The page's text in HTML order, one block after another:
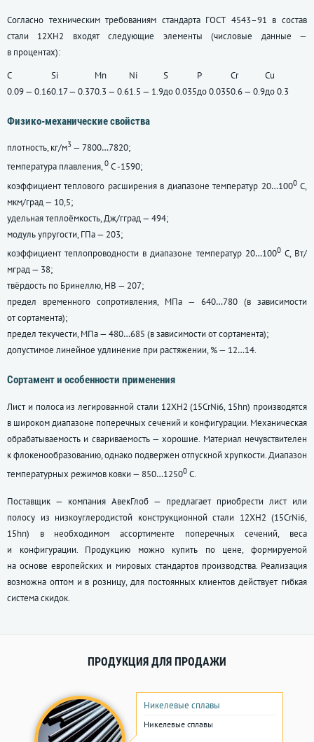
Согласно техническим требованиям стандарта ГОСТ 4543–91 в состав
стали 12ХН2 входят следующие элементы (числовые данные —
в процентах):
C
Si Mn Ni S P Cr
Cu
0.09 — 0.160.17 — 0.370.3 — 0.61.5 — 1.9до 0.035до 0.0350.6 — 0.9до 0.3
Физико-механические свойства
плотность, кг/м3 — 7800…7820;
температура плавления,0 С -1590;
коэффициент теплового расширения в диапазоне температур 20…1000С,
мкм/град — 10,5;
удельная теплоёмкость, Дж/гград — 494;
модуль упругости, ГПа — 203;
коэффициент теплопроводности в диапазоне температур 20…1000С, Вт/
мград — 38;
твёрдость по Бринеллю, НВ — 207;
предел временного сопротивления, МПа — 640…780 (в зависимости
от сортамента);
предел текучести, МПа — 480…685 (в зависимости от сортамента);
допустимое линейное удлинение при растяжении, % — 12…14.
Сортамент и особенности применения
Лист и полоса из легированной стали 12ХН2 (15СrNi6, 15hn) производятся
в широком диапазоне поперечных сечений и конфигурации. Механическая
обрабатываемость и свариваемость — хорошие. Материал нечувствителен
к флокенообразованию, однако подвержен отпускной хрупкости. Диапазон
температурных режимов ковки — 850…12500 С.
Поставщик — компания АвекГлоб — предлагает приобрести лист или
полосу из низкоуглеродистой конструкционной стали 12ХН2 (15СrNi6,
15hn) в необходимом ассортименте поперечных сечений, веса
и конфигурации. Продукцию можно купить по цене, формируемой
на основе европейских и мировых стандартов производства. Реализация
возможна оптом и в розницу, для постоянных клиентов действует гибкая
система скидок.
ПРОДУКЦИЯ ДЛЯ ПРОДАЖИ
Никелевые сплавы
Никелевые сплавы